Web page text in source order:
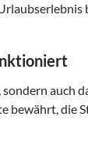
auch
bewährt, die